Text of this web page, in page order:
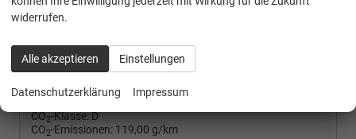
Verbrauch kombiniert:
5,20 l/100km
CO2-Klasse:D
CO2-Emissionen: 119,00 g/km
widerrufen.
Alle akzeptieren Einstellungen
Datenschutzerklärung Impressum